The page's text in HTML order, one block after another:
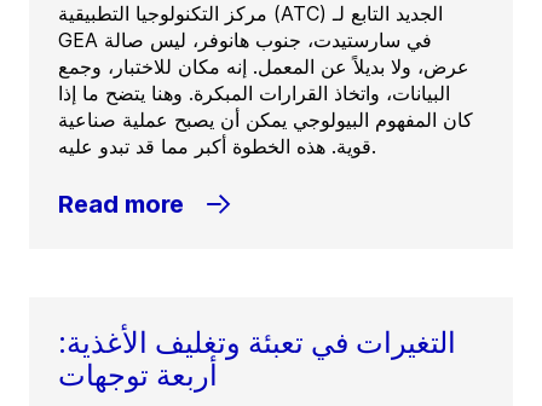
مركز التكنولوجيا التطبيقية (ATC) الجديد التابع لـ
GEA في سارستيدت، جنوب هانوفر، ليس صالة
عرض، ولا بديلاً عن المعمل. إنه مكان للاختبار، وجمع
البيانات، واتخاذ القرارات المبكرة. وهنا يتضح ما إذا
كان المفهوم البيولوجي يمكن أن يصبح عملية صناعية
قوية. هذه الخطوة أكبر مما قد تبدو عليه.
Read more
التغيرات في تعبئة وتغليف الأغذية:
أربعة توجهات